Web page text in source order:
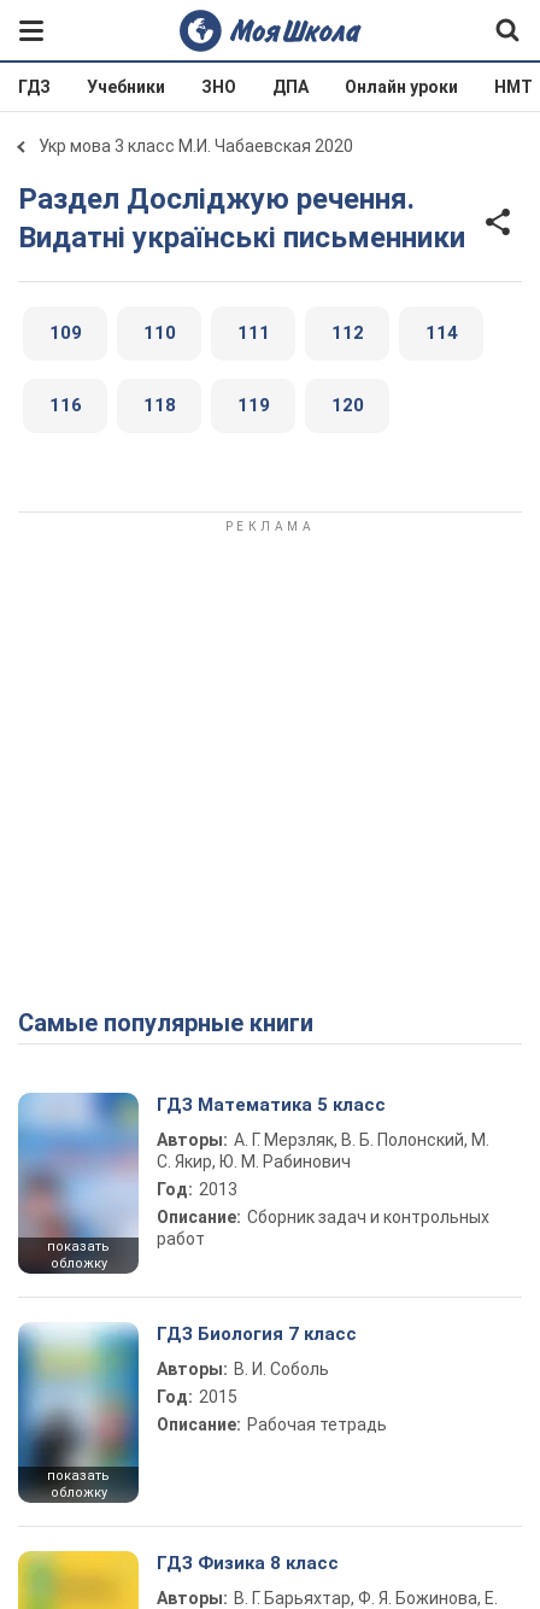
ГДЗ Учебники ЗНО ДПА Онлайн уроки НМТ
Укр мова 3 класс М.И. Чабаевская 2020
Раздел Досліджую речення.
Видатні українські письменники
109 110 111 112 114
116 118 119 120
Самые популярные книги
показать
обложку
ГДЗ Математика 5 класс
Авторы: А. Г. Мерзляк, В. Б. Полонский, М.
С. Якир, Ю. М. Рабинович
Год: 2013
Описание: Сборник задач и контрольных
работ
показать
обложку
ГДЗ Биология 7 класс
Авторы: В. И. Соболь
Год: 2015
Описание: Рабочая тетрадь
ГДЗ Физика 8 класс
Авторы: В. Г. Барьяхтар, Ф. Я. Божинова, Е.